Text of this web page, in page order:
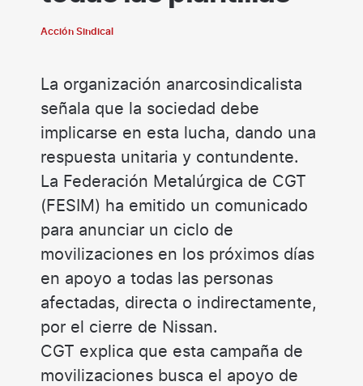
Acción Sindical
La organización anarcosindicalista
señala que la sociedad debe
implicarse en esta lucha, dando una
respuesta unitaria y contundente.
La Federación Metalúrgica de CGT
(FESIM) ha emitido un comunicado
para anunciar un ciclo de
movilizaciones en los próximos días
en apoyo a todas las personas
afectadas, directa o indirectamente,
por el cierre de Nissan.
CGT explica que esta campaña de
movilizaciones busca el apoyo de